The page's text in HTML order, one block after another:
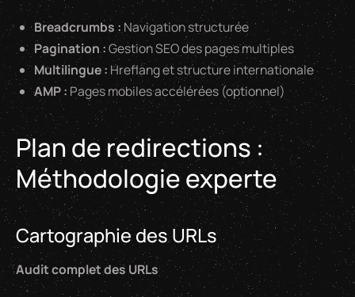
Breadcrumbs :Navigation structurée
Pagination :Gestion SEO des pages multiples
Multilingue : Hreflang et structure internationale
AMP :Pages mobiles accélérées (optionnel)
Plan de redirections :
Méthodologie experte
Cartographie des URLs
Audit complet des URLs